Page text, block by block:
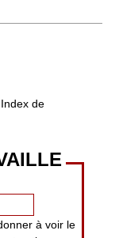
de
à voir le